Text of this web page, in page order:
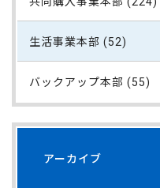
生活事業本部 (52)
バックアップ本部 (55)
アーカイブ